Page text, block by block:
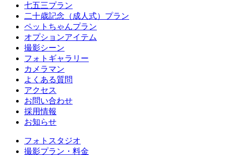
七五三プラン
二十歳記念（成人式）プラン
ペットちゃんプラン
オプションアイテム
撮影シーン
フォトギャラリー
カメラマン
よくある質問
アクセス
お問い合わせ
採用情報
お知らせ
フォトスタジオ
撮影プラン・料金